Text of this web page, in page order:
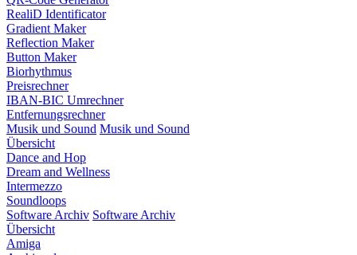
RealiD Identificator
Gradient Maker
Reflection Maker
Button Maker
Biorhythmus
Preisrechner
IBAN-BIC Umrechner
Entfernungsrechner
Musik und Sound Musik und Sound
Übersicht
Dance and Hop
Dream and Wellness
Intermezzo
Soundloops
Software Archiv Software Archiv
Übersicht
Amiga